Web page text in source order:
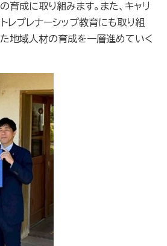
育成に取り組みます。また、キャリ
レプレナーシップ教育にも取り組
地域人材の育成を一層進めていく